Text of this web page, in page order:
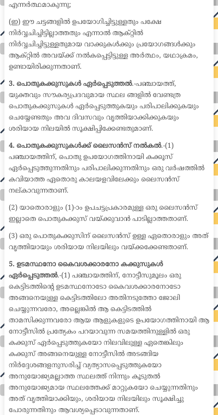
എന്നർത്ഥമാകുന്നു;
(ഇ) ഈ ചട്ടങ്ങളിൽ ഉപയോഗിച്ചിട്ടുള്ളതും പക്ഷേ
നിർവ്വചിച്ചിട്ടില്ലാത്തതും എന്നാൽ ആക്റ്റിൽ
നിർവ്വചിച്ചിട്ടുള്ളതുമായ വാക്കുകൾക്കും പ്രയോഗങ്ങൾക്കും
ആക്റ്റിൽ അവയ്ക്ക് നൽകപ്പെട്ടിട്ടുള്ള അർത്ഥം, യഥാക്രമം,
ഉണ്ടായിരിക്കുന്നതാണ്.
3. പൊതുകക്കുസുകൾ ഏർപ്പെടുത്തൽ.-പഞ്ചായത്ത്,
യുക്തവും സൗകര്യപ്രദവുമായ സ്ഥല ങ്ങളിൽ വേണ്ടത്ര
പൊതുകക്കുസുകൾ ഏർപ്പെടുത്തുകയും പരിപാലിക്കുകയും
ചെയ്യേണ്ടതും അവ ദിവസവും വൃത്തിയാക്കിക്കുകയും
ശരിയായ നിലയിൽ സൂക്ഷിപ്പിക്കേണ്ടതുമാണ്.
4. പൊതുകക്കുസുകൾക്ക് ലൈസൻസ് നൽകൽ.-(1)
പഞ്ചായത്തിന്, പൊതു ഉപയോഗത്തിനായി കക്കൂസ്
ഏർപ്പെടുത്തുന്നതിനും പരിപാലിക്കുന്നതിനും ഒരു വർഷത്തിൽ
കവിയാത്ത ഏതൊരു കാലയളവിലേക്കും ലൈസൻസ്
നല്കാവുന്നതാണ്.
(2) യാതൊരാളും (1)-ാം ഉപചട്ടപ്രകാരമുള്ള ഒരു ലൈസൻസ്
ഇല്ലാതെ പൊതുകക്കുസ് വയ്ക്കുവാൻ പാടില്ലാത്തതാണ്.
(3) ഒരു പൊതുകക്കുസിന് ലൈസൻസ് ഉള്ള ഏതൊരാളും അത്
വൃത്തിയായും ശരിയായ നിലയിലും വയ്ക്കക്കേണ്ടതാണ്.
5. ഉടമസ്ഥനോ കൈവശക്കാരനോ കക്കുസുകൾ
ഏർപ്പെടുത്തൽ.-(1) പഞ്ചായത്തിന്, നോട്ടീസുമൂലം ഒരു
കെട്ടിടത്തിന്റെ ഉടമസ്ഥനോടോ കൈവശക്കാരനോടോ
അങ്ങനെയുള്ള കെട്ടിടത്തിലോ അതിനടുത്തോ ജോലി
ചെയ്യുന്നവരോ, അല്ലെങ്കിൽ ആ കെട്ടിടത്തിൽ
താമസിക്കുന്നവരോ ആയ ആളുകളുടെ ഉപയോഗത്തിനായി ആ
നോട്ടീസിൽ പ്രത്യേകം പറയാവുന്ന സമയത്തിനുള്ളിൽ ഒരു
കക്കുസ് ഏർപ്പെടുത്തുകയോ നിലവിലുള്ള ഏതെങ്കിലും
കക്കുസ് അങ്ങനെയുള്ള നോട്ടീസിൽ അടങ്ങിയ
നിർദ്ദേശങ്ങളനുസരിച്ച് വ്യത്യാസപ്പെടുത്തുകയോ
അനുയോജ്യമല്ലാത്ത സ്ഥലത്ത് നിന്നും കൂടുതൽ
അനുയോജ്യമായ സ്ഥലത്തേക്ക് മാറ്റുകയോ ചെയ്യുന്നതിനും
അത് വൃത്തിയാക്കിയും, ശരിയായ നിലയിലും സൂക്ഷിച്ചു
പോരുന്നതിനും ആവശ്യപ്പെടാവുന്നതാണ്.